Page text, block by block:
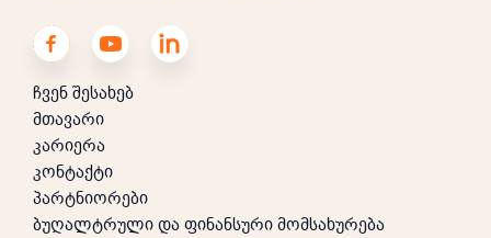
ჩვენ შესახებ
მთავარი
კარიერა
კონტაქტი
პარტნიორები
ბუღალტრული და ფინანსური მომსახურება